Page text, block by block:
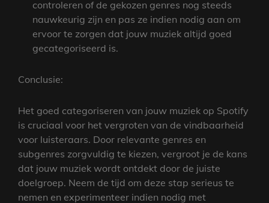
controleren of de gekozen genres nog steeds
nauwkeurig zijn en pas ze indien nodig aan om
ervoor te zorgen dat jouw muziek altijd goed
gecategoriseerd is.
Conclusie:
Het goed categoriseren van jouw muziek op Spotify
is cruciaal voor het vergroten van de vindbaarheid
voor luisteraars. Door relevante genres en
subgenres zorgvuldig te kiezen, vergroot je de kans
dat jouw muziek wordt ontdekt door de juiste
doelgroep. Neem de tijd om deze stap serieus te
nemen en experimenteer indien nodig met